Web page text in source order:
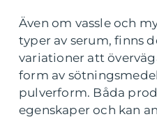
Även om vassle och
typer av serum, finns
variationer att
form av
pulverform. Båda
egenskaper och kan